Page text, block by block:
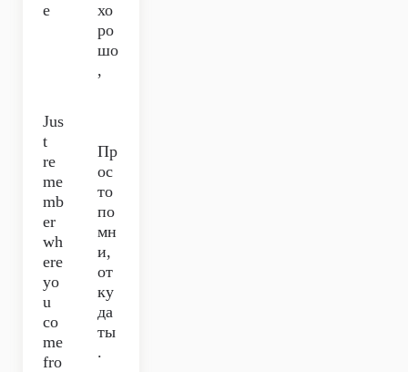
e
хо
ро
шо
,
Jus
t
re
me
mb
er
wh
ere
yo
u
co
me
fro
Пр
ос
то
по
мн
и,
от
ку
да
ты
.